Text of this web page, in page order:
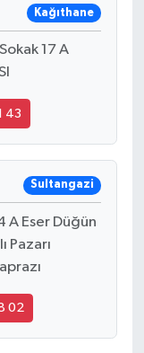
Kağıthane
17 A
43
Sultangazi
A Eser Düğün
Pazarı
02